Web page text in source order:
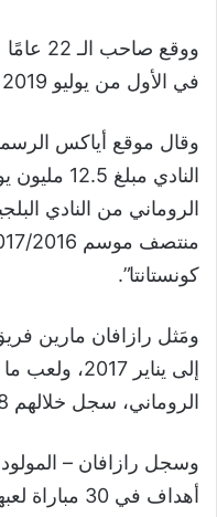
في الأول من يوليو 2019 وينتهي في 30 يونيه 2024.
وقال موقع أياكس
النادي
الروماني من النادي
كونستانتا”.
الروماني، سجل خلالهم 8 أهداف.
أهداف في 30